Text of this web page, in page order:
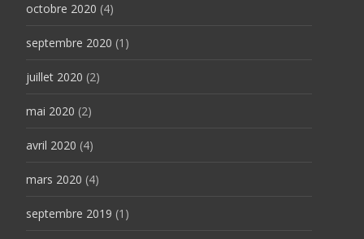
octobre 2020 (4)
septembre 2020 (1)
juillet 2020 (2)
mai 2020 (2)
avril 2020 (4)
mars 2020 (4)
septembre 2019 (1)